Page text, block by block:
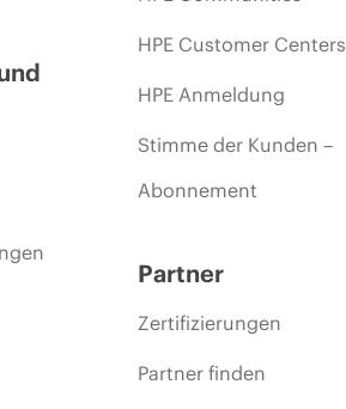
HPE Customer Centers
HPE Anmeldung
Stimme der Kunden –
Abonnement
Partner
Zertifizierungen
Partner finden